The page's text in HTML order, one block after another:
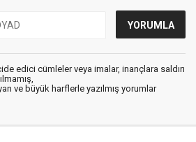
edici cümleler veya imalar, inançlara saldırı
ve büyük harflerle yazılmış yorumlar